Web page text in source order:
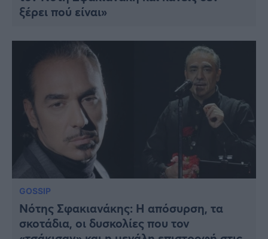
ξέρει πού είναι»
GOSSIP
Νότης Σφακιανάκης: Η απόσυρση, τα
σκοτάδια, οι δυσκολίες που τον